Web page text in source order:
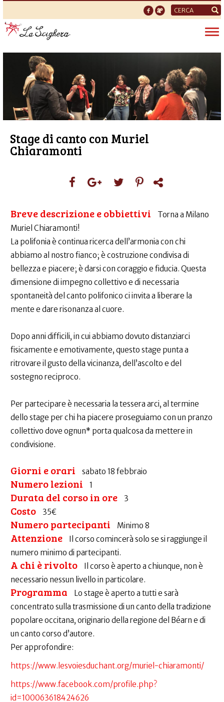
Form
di
ricerca
Stage di canto con Muriel
Chiaramonti
Breve descrizione e obbiettivi
Torna a Milano
Muriel Chiaramonti!
La polifonia è continua ricerca dell’armonia con chi
abbiamo al nostro fianco; è costruzione condivisa di
bellezza e piacere; è darsi con coraggio e fiducia. Questa
dimensione di impegno collettivo e di necessaria
spontaneità del canto polifonico ci invita a liberare la
mente e dare risonanza al cuore.
Dopo anni difficili, in cui abbiamo dovuto distanziarci
fisicamente e emotivamente, questo stage punta a
ritrovare il gusto della vicinanza, dell’ascolto e del
sostegno reciproco.
Per partecipare è necessaria la tessera arci, al termine
dello stage per chi ha piacere proseguiamo con un pranzo
collettivo dove ognun* porta qualcosa da mettere in
condivisione.
Giorni e orari sabato 18 febbraio
Numero lezioni 1
Durata del corso in ore 3
Costo 35€
Numero partecipanti Minimo 8
Attenzione
Il corso comincerà solo se si raggiunge il
numero minimo di partecipanti.
A chi è rivolto
Il corso è aperto a chiunque, non è
necessario nessun livello in particolare.
Programma
Lo stage è aperto a tutti e sarà
concentrato sulla trasmissione di un canto della tradizione
popolare occitana, originario della regione del Béarn e di
un canto corso d’autore.
Per approfondire:
https://www.lesvoiesduchant.org/muriel-chiaramonti/
https://www.facebook.com/profile.php?
id=100063618424626